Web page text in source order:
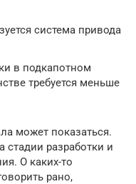
система привода
в подкапотном
требуется меньше
может показаться.
стадии разработки и
О каких-то
рано,